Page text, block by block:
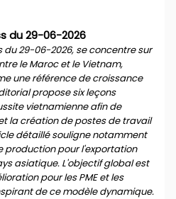
du 29-06-2026
du 29-06-2026, se concentre sur
le Maroc et le Vietnam,
une référence de croissance
propose six leçons
vietnamienne afin de
la création de postes de travail
détaillé souligne notamment
production pour l'exportation
asiatique. L'objectif global est
pour les PME et les
de ce modèle dynamique.